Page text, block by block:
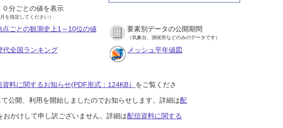
０分ごとの値を表示
月を指定してください）
点ごとの観測史上1～10位の値 要素別データの公開期間
（気象台、測候所などのみのデータです）
代全国ランキング メッシュ平年値図
資料に関するお知らせ(PDF形式：124KB） をご覧くださ
公開、利用を開始しましたのでお知らせします。詳細は配
かけして申し訳ございません。詳細は配信資料に関する